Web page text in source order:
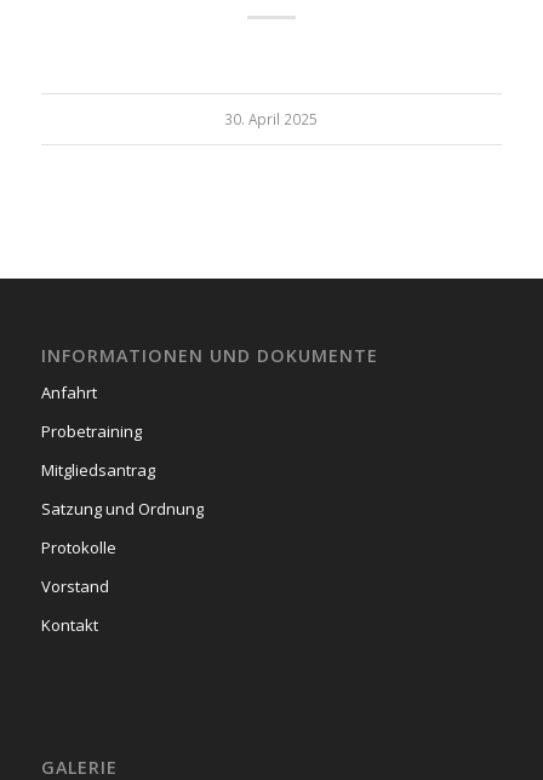
30. April 2025
INFORMATIONEN UND DOKUMENTE
Anfahrt
Probetraining
Mitgliedsantrag
Satzung und Ordnung
Protokolle
Vorstand
Kontakt
GALERIE